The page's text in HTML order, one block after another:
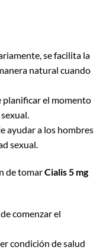
se facilita la
natural cuando
planificar el momento
ayudar a los hombres
sexual.
de tomarCialis 5 mg
comenzar el
condición de salud